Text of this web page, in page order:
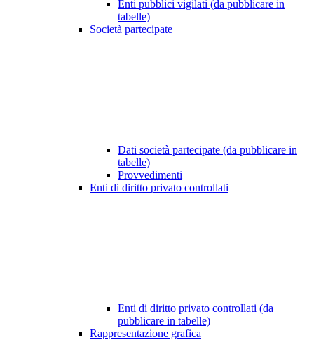
Enti pubblici vigilati (da pubblicare in
tabelle)
Società partecipate
Dati società partecipate (da pubblicare in
tabelle)
Provvedimenti
Enti di diritto privato controllati
Enti di diritto privato controllati (da
pubblicare in tabelle)
Rappresentazione grafica